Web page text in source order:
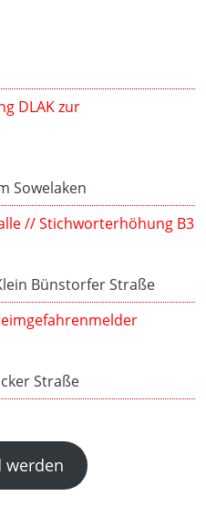
DLAK zur
Sowelaken
// Stichworterhöhung B3
Bünstorfer Straße
Straße
werden